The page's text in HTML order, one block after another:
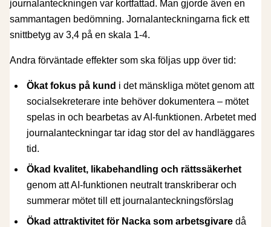
journalanteckningen var kortfattad. Man gjorde även en
sammantagen bedömning. Jornalanteckningarna fick ett
snittbetyg av 3,4 på en skala 1-4.
Andra förväntade effekter som ska följas upp över tid:
Ökat fokus på kund i det mänskliga mötet genom att
socialsekreterare inte behöver dokumentera – mötet
spelas in och bearbetas av AI-funktionen. Arbetet med
journalanteckningar tar idag stor del av handläggares
tid.
Ökad kvalitet, likabehandling och rättssäkerhet
genom att AI-funktionen neutralt transkriberar och
summerar mötet till ett journalanteckningsförslag
Ökad attraktivitet för Nacka som arbetsgivare då